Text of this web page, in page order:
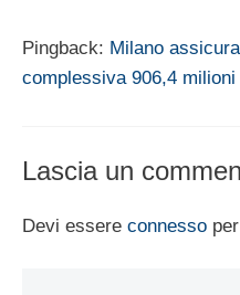
Pingback: Milano
complessiva 906,4
Lascia un
Devi essere connesso